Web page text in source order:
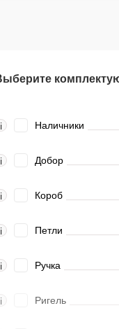
i Наличники
i Добор
i Короб
i Петли
i Ручка
i Ригель